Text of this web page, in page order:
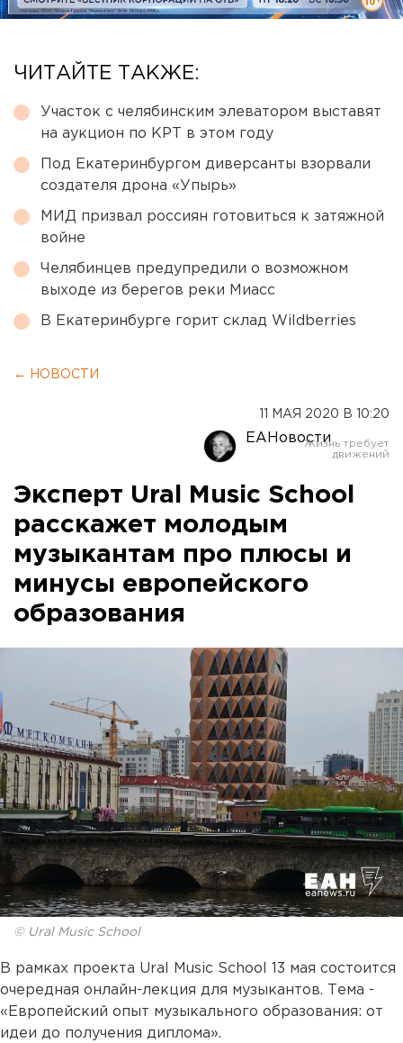
ЧИТАЙТЕ ТАКЖЕ:
Участок с челябинским элеватором выставят
на аукцион по КРТ в этом году
Под Екатеринбургом диверсанты взорвали
создателя дрона «Упырь»
МИД призвал россиян готовиться к затяжной
войне
Челябинцев предупредили о возможном
выходе из берегов реки Миасс
В Екатеринбурге горит склад Wildberries
← НОВОСТИ
11 МАЯ 2020 В 10:20
ЕАНовости
Эксперт Ural Music School
расскажет молодым
музыкантам про плюсы и
минусы европейского
образования
© Ural Music School
В рамках проекта Ural Music School 13 мая состоится
очередная онлайн-лекция для музыкантов. Тема -
«Европейский опыт музыкального образования: от
идеи до получения диплома».